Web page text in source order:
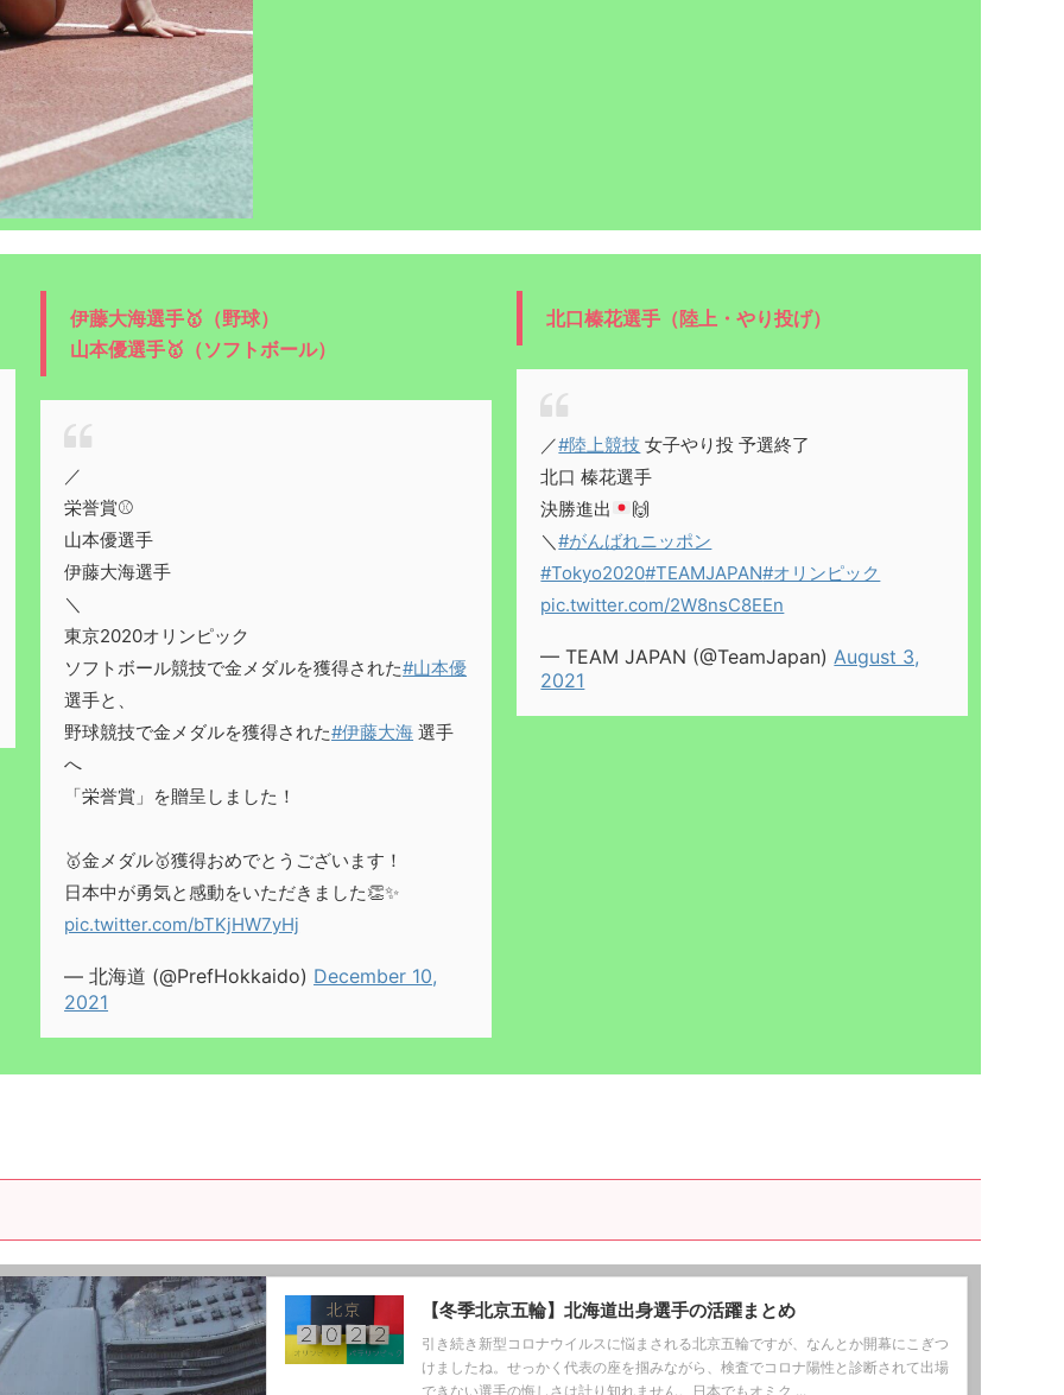
伊藤大海選手🥇（野球）
山本優選手🥇（ソフトボール）
／
栄誉賞⚾
山本優選手
伊藤大海選手
＼
東京2020オリンピック
ソフトボール競技で金メダルを獲得された#山本優
選手と、
野球競技で金メダルを獲得された#伊藤大海 選手
へ
「栄誉賞」を贈呈しました！
🥇金メダル🥇獲得おめでとうございます！
日本中が勇気と感動をいただきました👏✨
pic.twitter.com/bTKjHW7yHj
— 北海道 (@PrefHokkaido) December 10,
2021
北口榛花選手（陸上・やり投げ）
／#陸上競技 女子やり投 予選終了
北口 榛花選手
決勝進出
🙌
＼#がんばれニッポン
#Tokyo2020#TEAMJAPAN#オリンピック
pic.twitter.com/2W8nsC8EEn
— TEAM JAPAN (@TeamJapan) August 3,
2021
【冬季北京五輪】北海道出身選手の活躍まとめ
引き続き新型コロナウイルスに悩まされる北京五輪ですが、なんとか開幕にこぎつ
けましたね。せっかく代表の座を掴みながら、検査でコロナ陽性と診断されて出場
できない選手の悔しさは計り知れません。日本でもオミク ...